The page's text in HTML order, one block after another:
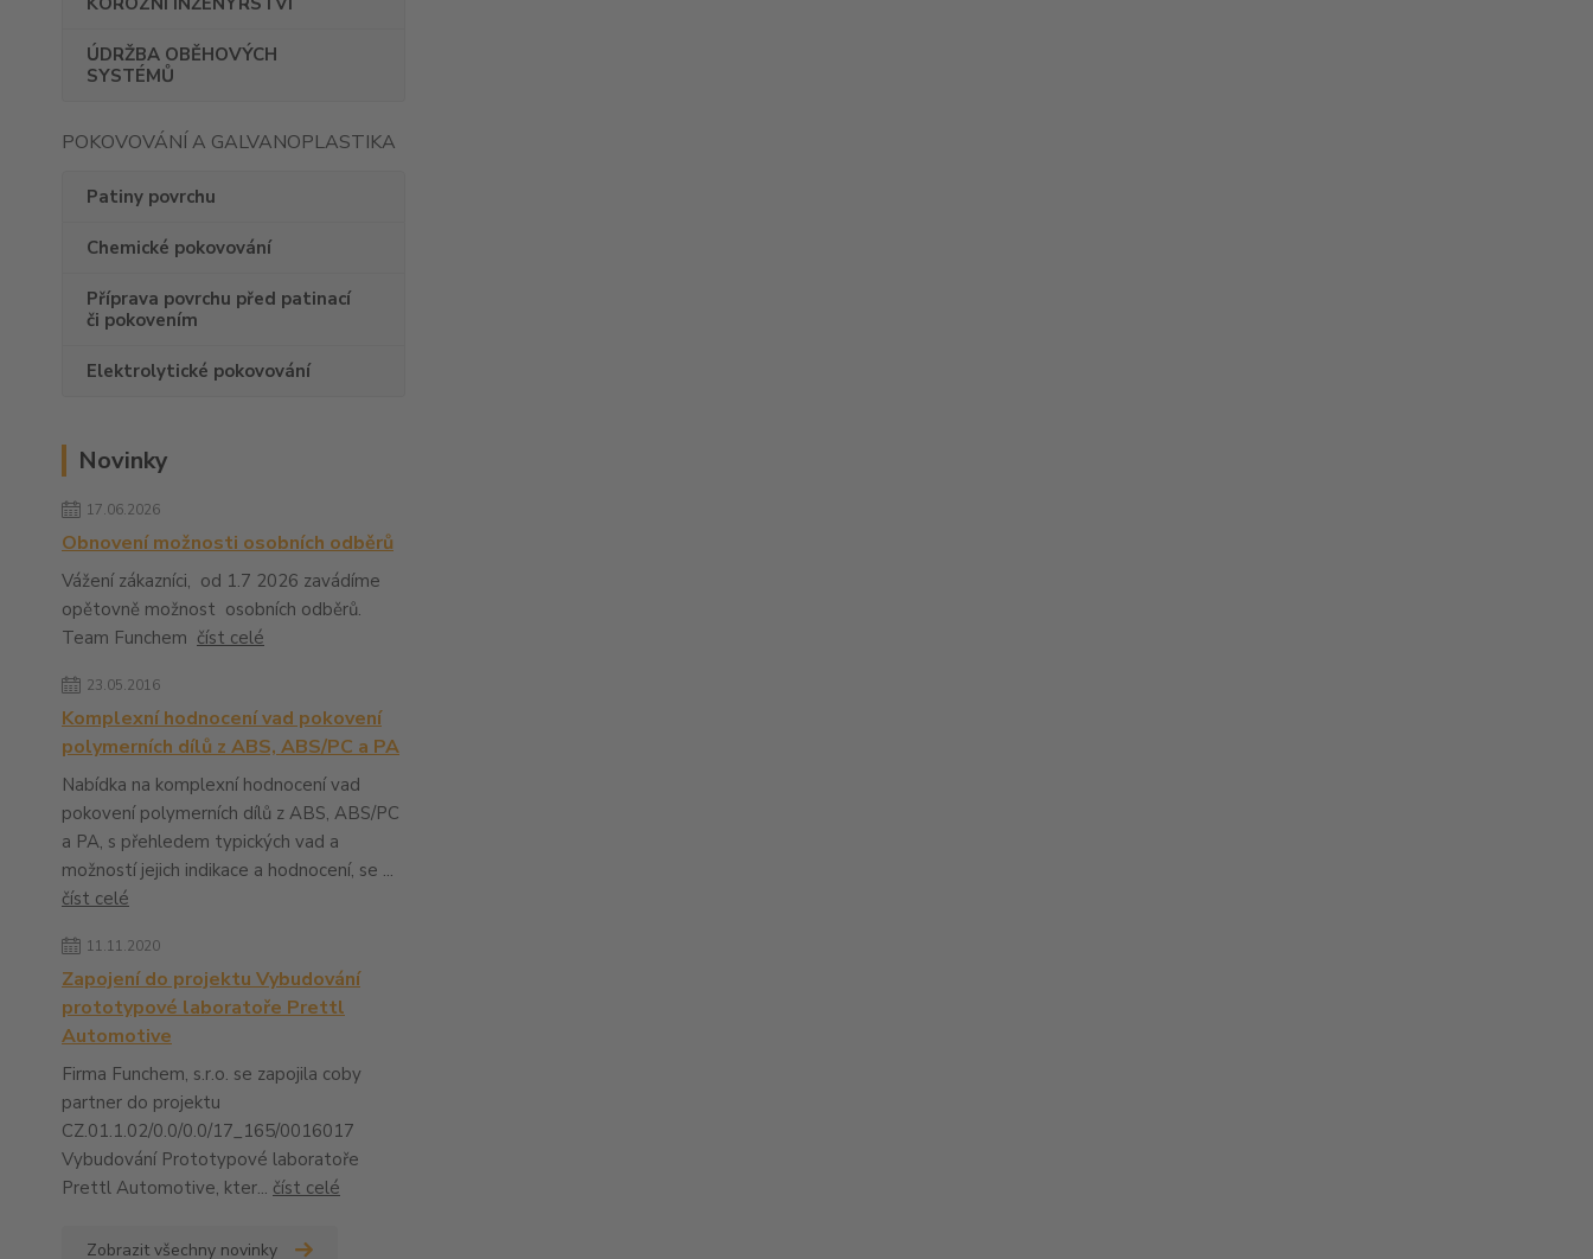
ÚDRŽBA OBĚHOVÝCH
SYSTÉMŮ
POKOVOVÁNÍ A GALVANOPLASTIKA
Patiny povrchu
Chemické pokovování
Příprava povrchu před patinací
či pokovením
Elektrolytické pokovování
Novinky
17.06.2026
Obnovení možnosti osobních odběrů
Vážení zákazníci, od 1.7 2026 zavádíme
opětovně možnost osobních odběrů.
Team Funchem číst celé
23.05.2016
Komplexní hodnocení vad pokovení
polymerních dílů z ABS, ABS/PC a PA
Nabídka na komplexní hodnocení vad
pokovení polymerních dílů z ABS, ABS/PC
a PA, s přehledem typických vad a
možností jejich indikace a hodnocení, se ...
číst celé
11.11.2020
Zapojení do projektu Vybudování
prototypové laboratoře Prettl
Automotive
Firma Funchem, s.r.o. se zapojila coby
partner do projektu
CZ.01.1.02/0.0/0.0/17_165/0016017
Vybudování Prototypové laboratoře
Prettl Automotive, kter... číst celé
Zobrazit všechny novinky